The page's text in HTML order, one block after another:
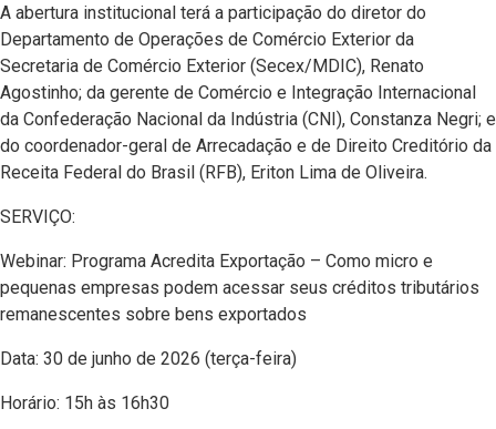
A abertura institucional terá a participação do diretor do
Departamento de Operações de Comércio Exterior da
Secretaria de Comércio Exterior (Secex/MDIC), Renato
Agostinho; da gerente de Comércio e Integração Internacional
da Confederação Nacional da Indústria (CNI), Constanza Negri; e
do coordenador-geral de Arrecadação e de Direito Creditório da
Receita Federal do Brasil (RFB), Eriton Lima de Oliveira.
SERVIÇO:
Webinar: Programa Acredita Exportação – Como micro e
pequenas empresas podem acessar seus créditos tributários
remanescentes sobre bens exportados
Data: 30 de junho de 2026 (terça-feira)
Horário: 15h às 16h30